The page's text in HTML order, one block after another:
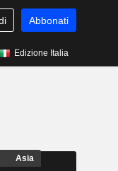
Abbonati
Edizione Italia
Asia